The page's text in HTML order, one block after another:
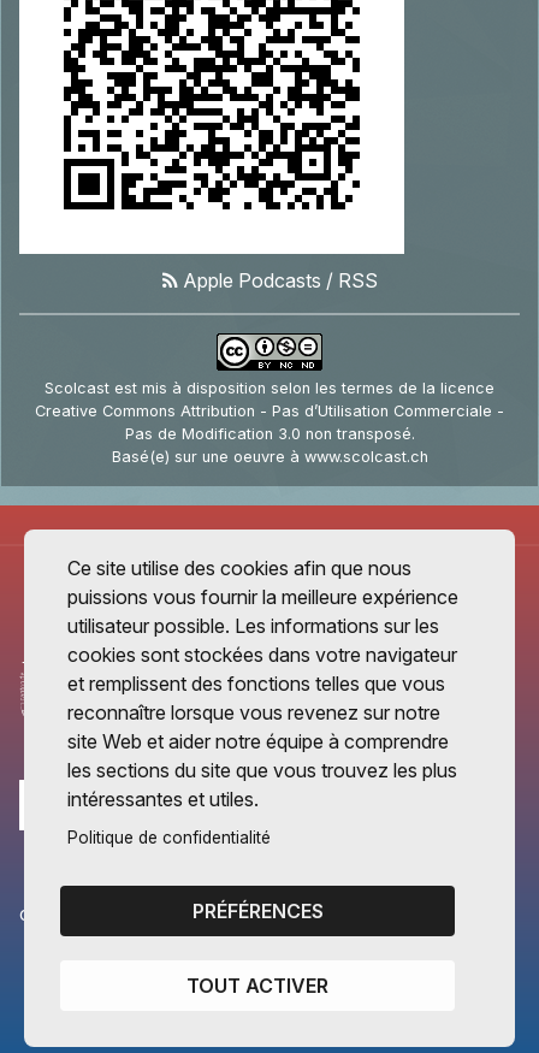
Apple Podcasts / RSS
Scolcast est mis à disposition selon les termes de la licence
Creative Commons Attribution - Pas d’Utilisation Commerciale -
Pas de Modification 3.0 non transposé.
Basé(e) sur une oeuvre à www.scolcast.ch
CANTONS PARTENAIRES
Vaud
Ce site utilise des cookies afin que nous
puissions vous fournir la meilleure expérience
utilisateur possible. Les informations sur les
cookies sont stockées dans votre navigateur
et remplissent des fonctions telles que vous
reconnaître lorsque vous revenez sur notre
site Web et aider notre équipe à comprendre
les sections du site que vous trouvez les plus
intéressantes et utiles.
Politique de confidentialité
PRÉFÉRENCES
TOUT ACTIVER